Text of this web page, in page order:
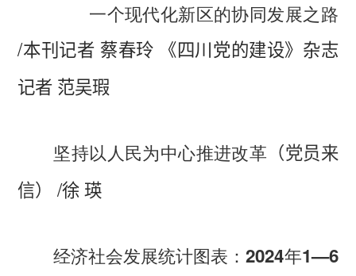
一个现代化新区的协同发展之路
/本刊记者 蔡春玲 《四川党的建设》杂志
记者 范吴瑕
坚持以人民为中心推进改革 （党员来
信）
/徐 瑛
经济社会发展统计图表：2024年1—6